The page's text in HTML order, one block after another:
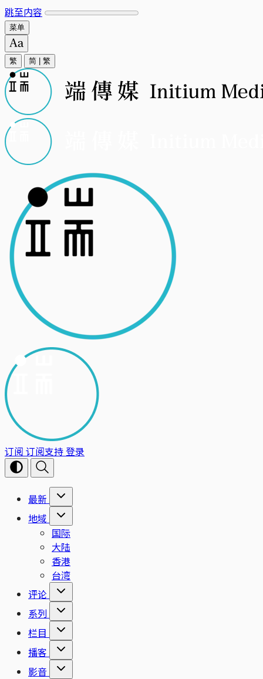
跳至内容
菜单
繁 简 繁
订阅 订阅支持登录
最新
地域
国际
大陆
香港
台湾
评论
系列
栏目
播客
影音